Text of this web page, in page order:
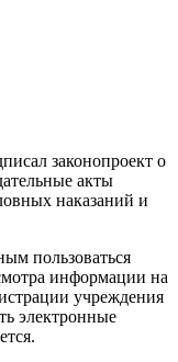
законопроект о
акты
наказаний и
пользоваться
информации на
учреждения
электронные